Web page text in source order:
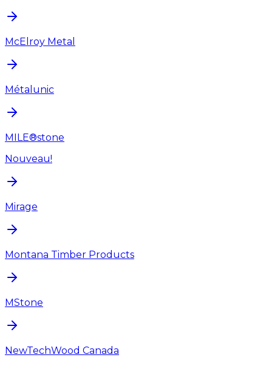
McElroy Metal
Métalunic
MILE®stone
Nouveau!
Mirage
Montana Timber Products
MStone
NewTechWood Canada